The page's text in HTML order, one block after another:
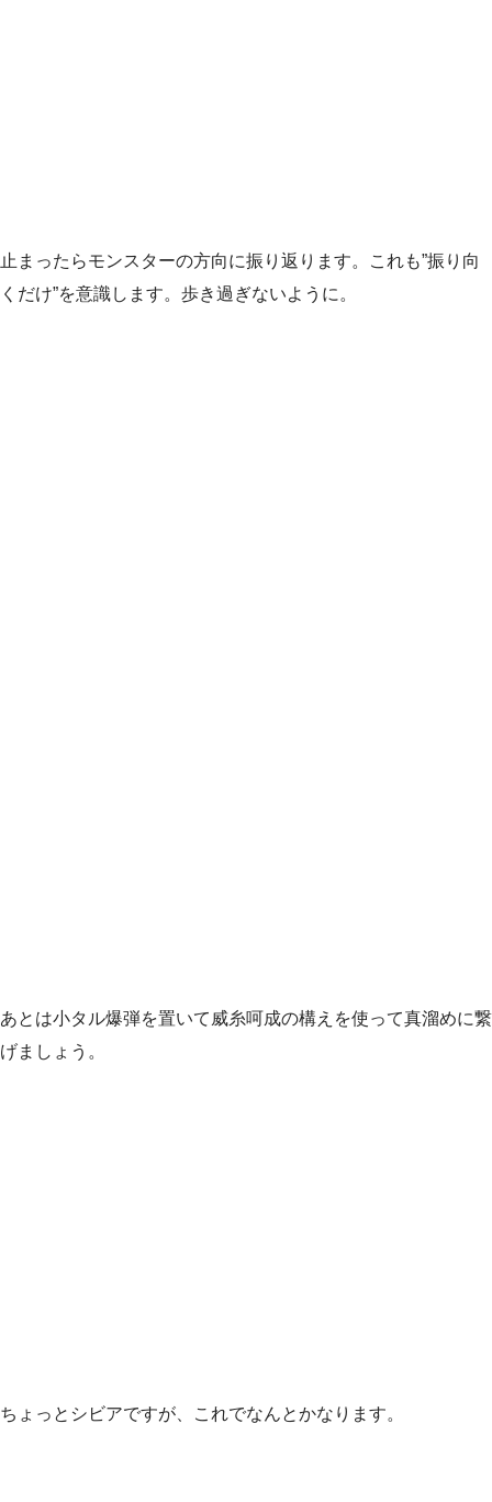
止まったらモンスターの方向に振り返ります。これも”振り向
くだけ”を意識します。歩き過ぎないように。
あとは小タル爆弾を置いて威糸呵成の構えを使って真溜めに繋
げましょう。
ちょっとシビアですが、これでなんとかなります。